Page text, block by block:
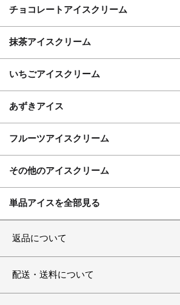
チョコレートアイスクリーム
抹茶アイスクリーム
いちごアイスクリーム
あずきアイス
フルーツアイスクリーム
その他のアイスクリーム
単品アイスを全部見る
返品について
配送・送料について